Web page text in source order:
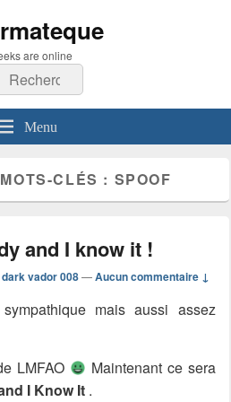
are online
:
Rechercher
Menu
CLÉS : SPOOF
and I know it !
dark vador 008 —Aucun commentaire ↓
mais aussi assez
LMFAO
Maintenant ce sera
I Know It .